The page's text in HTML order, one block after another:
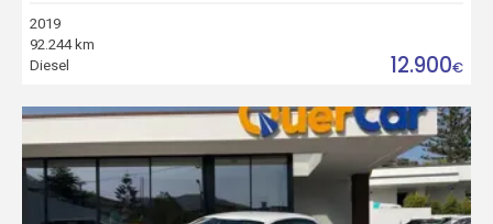
2019
92.244 km
Diesel
12.900€